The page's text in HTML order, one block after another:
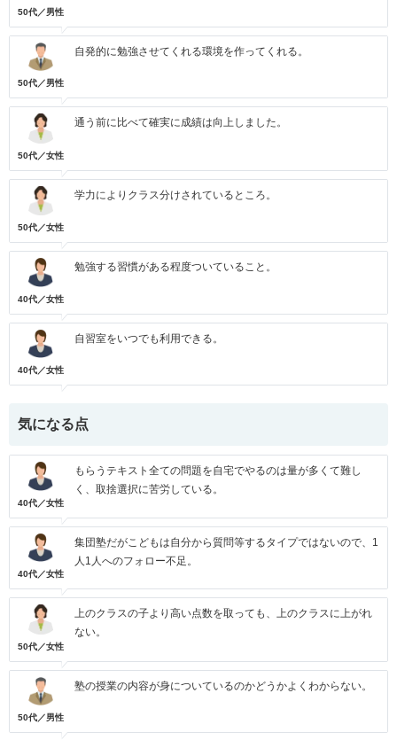
50代／男性
50代／男性
自発的に勉強させてくれる環境を作ってくれる。
50代／女性
通う前に比べて確実に成績は向上しました。
50代／女性
学力によりクラス分けされているところ。
40代／女性
勉強する習慣がある程度ついていること。
40代／女性
自習室をいつでも利用できる。
気になる点
40代／女性
もらうテキスト全ての問題を自宅でやるのは量が多くて難し
く、取捨選択に苦労している。
40代／女性
集団塾だがこどもは自分から質問等するタイプではないので、1
人1人へのフォロー不足。
50代／女性
上のクラスの子より高い点数を取っても、上のクラスに上がれ
ない。
50代／男性
塾の授業の内容が身についているのかどうかよくわからない。